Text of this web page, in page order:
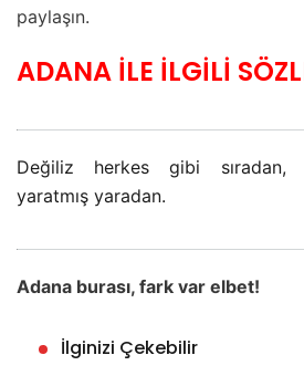
paylaşın.
ADANA İLE İLGİLİ
Değiliz herkes gibi sıradan,
yaratmış yaradan.
Adana burası, fark var elbet!
İlginizi Çekebilir